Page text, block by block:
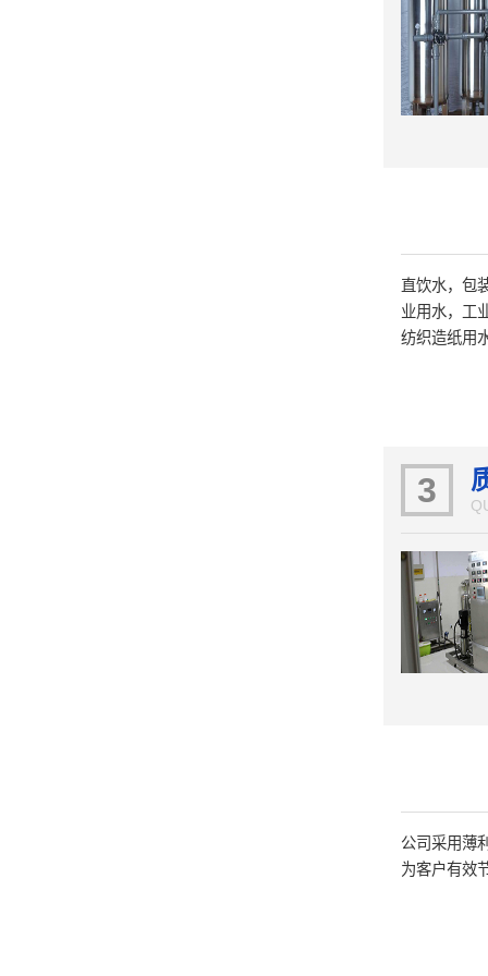
直饮水，包
业用水，工
纺织造纸用
3
公司采用薄
为客户有效